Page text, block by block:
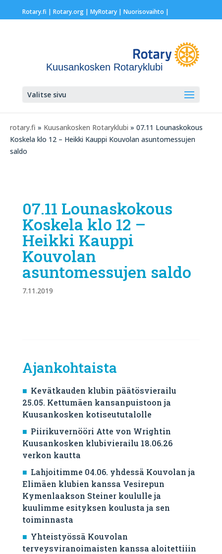
Rotary.fi | Rotary.org| MyRotary | Nuorisovaihto |
Kuusankosken Rotaryklubi
Valitse sivu
rotary.fi » Kuusankosken Rotaryklubi » 07.11 Lounaskokous
Koskela klo 12 – Heikki Kauppi Kouvolan asuntomessujen
saldo
07.11 Lounaskokous
Koskela klo 12 –
Heikki Kauppi
Kouvolan
asuntomessujen saldo
7.11.2019
Ajankohtaista
Kevätkauden klubin päätösvierailu
25.05. Kettumäen kansanpuistoon ja
Kuusankosken kotiseututalolle
Piirikuvernööri Atte von Wrightin
Kuusankosken klubivierailu 18.06.26
verkon kautta
Lahjoitimme 04.06. yhdessä Kouvolan ja
Elimäen klubien kanssa Vesirepun
Kymenlaakson Steiner koululle ja
kuulimme esityksen koulusta ja sen
toiminnasta
Yhteistyössä Kouvolan
terveysviranoimaisten kanssa aloitettiiin